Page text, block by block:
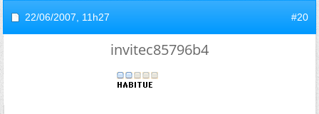
22/06/2007, 11h27 #20
invitec85796b4